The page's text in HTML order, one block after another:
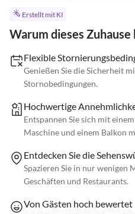
Erstellt mit KI
Warum dieses Zuhause
Flexible
Genießen Sie die Sicherheit
Stornobedingungen.
Hochwertige
Entspannen Sie sich mit
Maschine und einem Balkon
Entdecken Sie die
Spazieren Sie in nur wenigen
Geschäften und Restaurants.
Von Gästen hoch bewertet